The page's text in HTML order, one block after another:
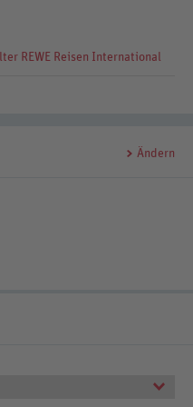
REWE Reisen International
Ändern